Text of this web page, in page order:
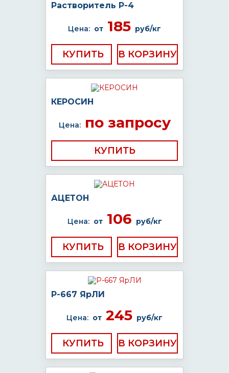
Растворитель Р-4
Цена: от 185 руб/кг
КУПИТЬ
КЕРОСИН
Цена:по запросу
КУПИТЬ
АЦЕТОН
Цена: от106 руб/кг
КУПИТЬ
Р-667 ЯрЛИ
Цена: от 245 руб/кг
КУПИТЬ